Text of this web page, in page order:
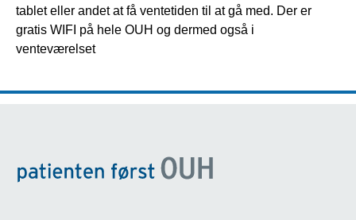
tablet eller andet at få ventetiden til at gå med. Der er
gratis WIFI på hele OUH og dermed også i
venteværelset